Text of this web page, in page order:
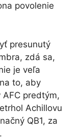
povolenie
presunutý
zdá sa,
je veľa
to, aby
predtým,
Achillovu
QB1, za